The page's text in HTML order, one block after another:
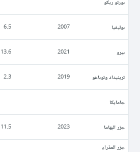
بورتو ريكو
بوليفيا 2007
6.5
بيرو 2021
13.6
ترينيداد وتوباغو 2019
2.3
جامايكا
جزر البهاما 2023
11.5
جزر العذراء